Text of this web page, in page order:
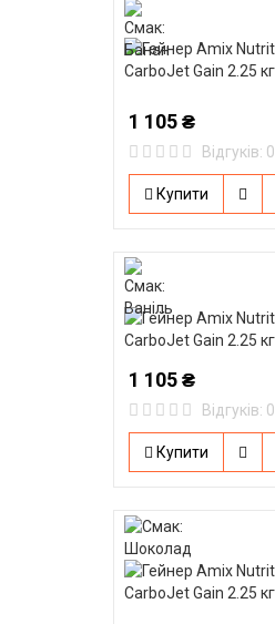
1 105 ₴
Відгуків: 0
Купити
1 105 ₴
Відгуків: 0
Купити